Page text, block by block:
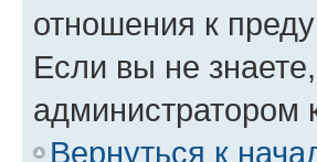
отношения к
Если вы не
администратором
Вернуться к